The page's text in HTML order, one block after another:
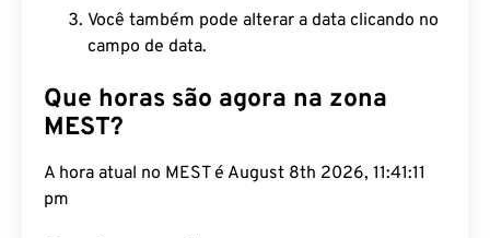
Você também pode alterar a data clicando no
campo de data.
Que horas são agora na zona
MEST?
A hora atual no MEST é August 8th 2026, 11:41:12
pm